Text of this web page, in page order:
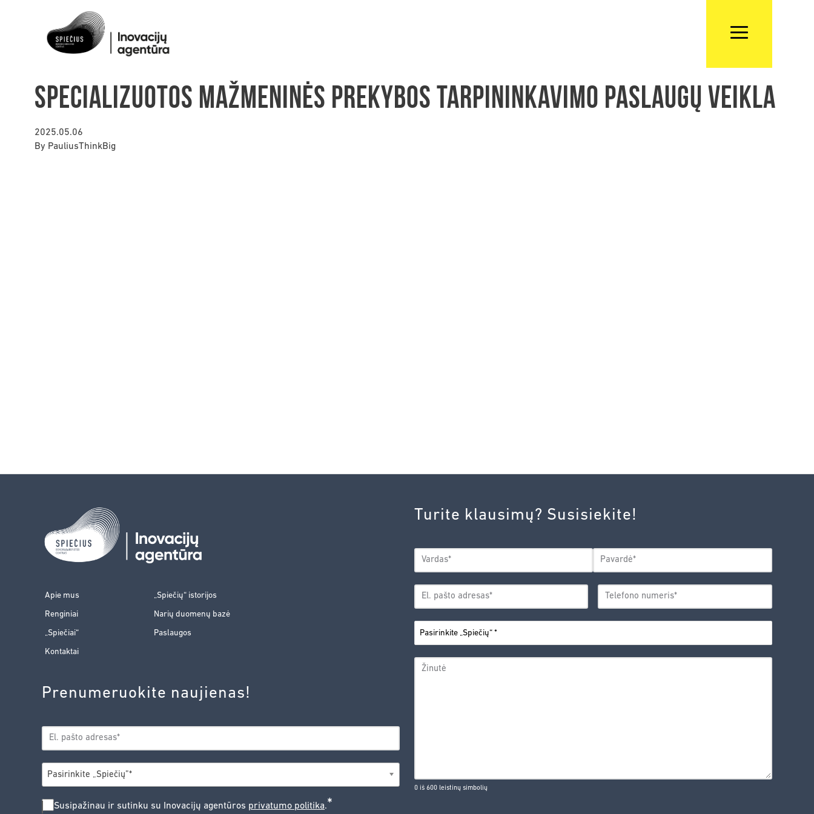
Specializuotos mažmeninės prekybos tarpininkavimo paslaugų veikla
2025.05.06
By PauliusThinkBig
Apie mus „Spiečių“ istorijos
Renginiai Narių duomenų bazė
„Spiečiai“ Paslaugos
Kontaktai
Prenumeruokite naujienas!
EL.
PAŠTAS*
MIESTAS*
Pasirinkite „Spiečių”*
SUSIPAŽINAU
Susipažinau ir sutinku su Inovacijų agentūros privatumo politika.*
Turite klausimų? Susisiekite!
VARDAS
EL.
ADRESAS*
TELEFONO
NUMERIS*
PASIRINKITE
„SPIEČIŲ“*
ŽINUTĖ
0 iš 600 leistinų simbolių